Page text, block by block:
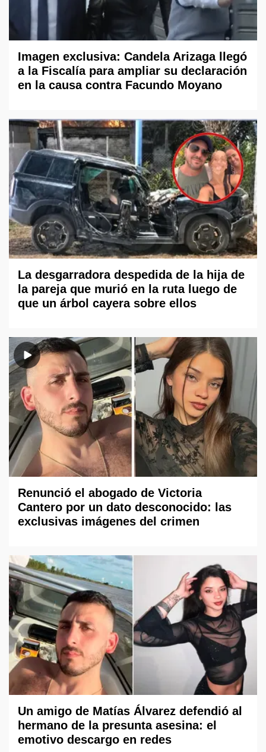
Imagen exclusiva: Candela Arizaga llegó
a la Fiscalía para ampliar su declaración
en la causa contra Facundo Moyano
La desgarradora despedida de la hija de
la pareja que murió en la ruta luego de
que un árbol cayera sobre ellos
Renunció el abogado de Victoria
Cantero por un dato desconocido: las
exclusivas imágenes del crimen
Un amigo de Matías Álvarez defendió al
hermano de la presunta asesina: el
emotivo descargo en redes